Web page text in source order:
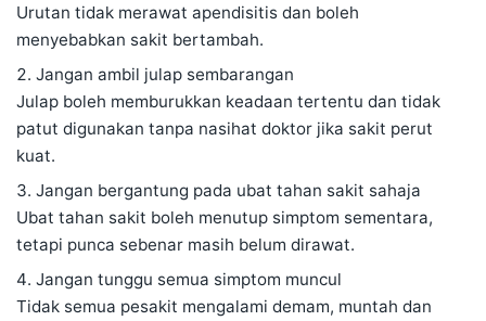
Urutan tidak merawat apendisitis dan boleh
menyebabkan sakit bertambah.
Jangan ambil julap sembarangan
Julap boleh memburukkan keadaan tertentu dan tidak
patut digunakan tanpa nasihat doktor jika sakit perut
kuat.
Jangan bergantung pada ubat tahan sakit sahaja
Ubat tahan sakit boleh menutup simptom sementara,
tetapi punca sebenar masih belum dirawat.
Jangan tunggu semua simptom muncul
Tidak semua pesakit mengalami demam, muntah dan